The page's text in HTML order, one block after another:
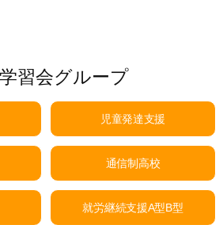
習会グループ
児童発達支援
通信制高校
就労継続支援A型B型